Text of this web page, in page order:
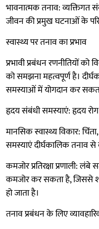
भावनात्मक तनाव: व्यक्तिगत
जीवन की प्रमुख घटनाओं के
स्वास्थ्य पर तनाव का प्रभाव
प्रभावी प्रबंधन रणनीतियों
को समझना महत्वपूर्ण है।
समस्याओं में योगदान कर
हृदय संबंधी समस्याएं: हृदय
मानसिक स्वास्थ्य विकार:
समस्याएं दीर्घकालिक तनाव
कमजोर प्रतिरक्षा प्रणाली: लंबे
कमजोर कर सकता है, जिससे
हो जाता है।
तनाव प्रबंधन के लिए